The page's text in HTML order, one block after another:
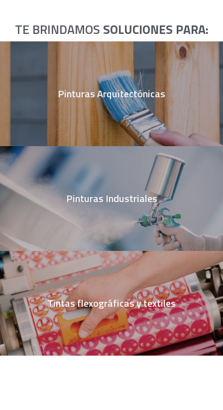
TE BRINDAMOS SOLUCIONES PARA:
Pinturas Arquitectónicas
Pinturas Industriales
Tintas flexográficas y textiles